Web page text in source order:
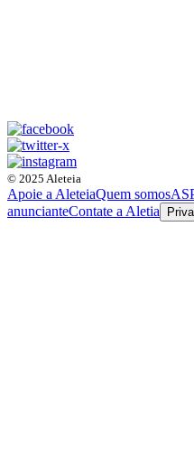
© 2025 Aleteia
Apoie a AleteiaQuem somos
anuncianteContate a Aletia